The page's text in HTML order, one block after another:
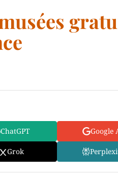
ChatGPT Google
Grok